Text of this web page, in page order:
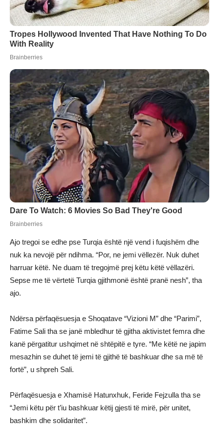
Ajo tregoi se edhe pse Turqia është një vend i fuqishëm dhe
nuk ka nevojë për ndihma. “Por, ne jemi vëllezër. Nuk duhet
harruar këtë. Ne duam të tregojmë prej këtu këtë vëllazëri.
Sepse me të vërtetë Turqia gjithmonë është pranë nesh”, tha
ajo.
Ndërsa përfaqësuesja e Shoqatave “Vizioni M” dhe “Parimi”,
Fatime Sali tha se janë mbledhur të gjitha aktivistet femra dhe
kanë përgatitur ushqimet në shtëpitë e tyre. “Me këtë ne japim
mesazhin se duhet të jemi të gjithë të bashkuar dhe sa më të
fortë”, u shpreh Sali.
Përfaqësuesja e Xhamisë Hatunxhuk, Feride Fejzulla tha se
“Jemi këtu për t’iu bashkuar këtij gjesti të mirë, për unitet,
bashkim dhe solidaritet”.